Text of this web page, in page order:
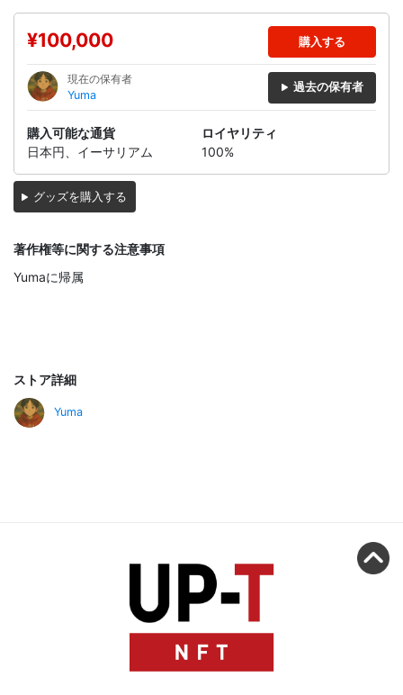
¥100,000 購入する
現在の保有者
Yuma
過去の保有者
購入可能な通貨
日本円、イーサリアム
ロイヤリティ
100%
グッズを購入する
著作権等に関する注意事項
Yumaに帰属
ストア詳細
Yuma